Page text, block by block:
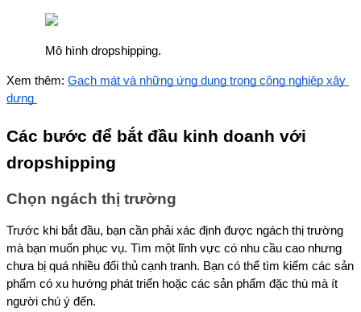
Mô hình dropshipping.
Xem thêm: Gạch mát và những ứng dụng trong công nghiệp xây
dựng
Các bước để bắt đầu kinh doanh với
dropshipping
Chọn ngách thị trường
Trước khi bắt đầu, bạn cần phải xác định được ngách thị trường
mà bạn muốn phục vụ. Tìm một lĩnh vực có nhu cầu cao nhưng
chưa bị quá nhiều đối thủ cạnh tranh. Bạn có thể tìm kiếm các sản
phẩm có xu hướng phát triển hoặc các sản phẩm đặc thù mà ít
người chú ý đến.